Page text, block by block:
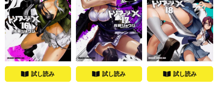
試し読み 試し読み 試し読み